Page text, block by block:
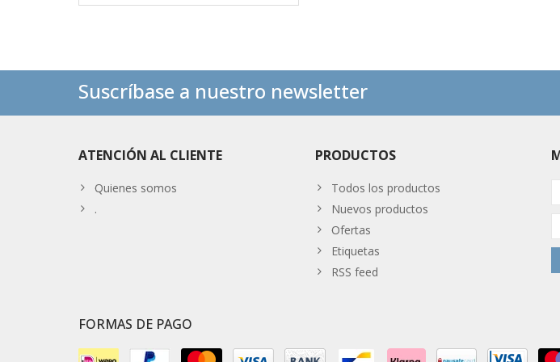
Suscríbase a nuestro newsletter
ATENCIÓN AL CLIENTE
Quienes somos
.
PRODUCTOS
Todos los productos
Nuevos productos
Ofertas
Etiquetas
RSS feed
FORMAS DE PAGO